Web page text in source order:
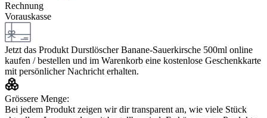
Rechnung
Vorauskasse
Jetzt das Produkt Durstlöscher Banane-Sauerkirsche 500ml online
kaufen / bestellen und im Warenkorb eine kostenlose Geschenkkarte
mit persönlicher Nachricht erhalten.
Grössere Menge:
Bei jedem Produkt zeigen wir dir transparent an, wie viele Stück